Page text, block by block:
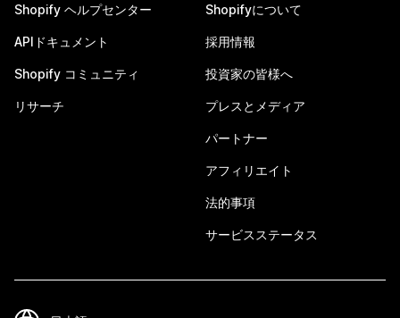
Shopify ヘルプセンター
APIドキュメント
Shopify コミュニティ
リサーチ
Shopifyについて
採用情報
投資家の皆様へ
プレスとメディア
パートナー
アフィリエイト
法的事項
サービスステータス